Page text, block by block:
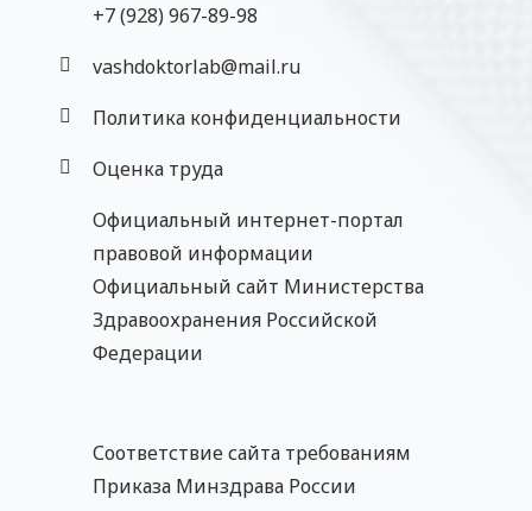
‎+7 (928) 967-89-98
vashdoktorlab@mail.ru
Политика конфиденциальности
Оценка труда
Официальный интернет-портал
правовой информации
Официальный сайт Министерства
Здравоохранения Российской
Федерации
Соответствие сайта требованиям
Приказа Минздрава России